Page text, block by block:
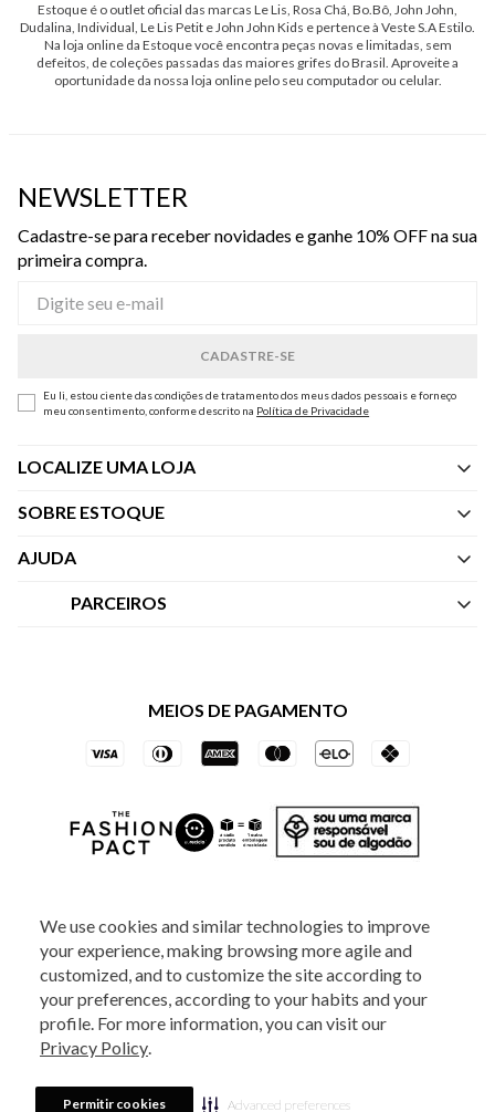
We use cookies and similar technologies to improve
your experience, making browsing more agile and
customized, and to customize the site according to
your preferences, according to your habits and your
profile. For more information, you can visit our
Privacy Policy.
Permitir cookies Advanced preferences
Estoque é o outlet oficial das marcas Le Lis, Rosa Chá, Bo.Bô, John John,
Dudalina, Individual, Le Lis Petit e John John Kids e pertence à Veste S.A Estilo.
Na loja online da Estoque você encontra peças novas e limitadas, sem
defeitos, de coleções passadas das maiores grifes do Brasil. Aproveite a
oportunidade da nossa loja online pelo seu computador ou celular.
NEWSLETTER
Cadastre-se para receber novidades e ganhe 10% OFF na sua
primeira compra.
Eu li, estou ciente das condições de tratamento dos meus dados pessoais e forneço
meu consentimento, conforme descrito na Política de Privacidade
LOCALIZE UMA LOJA
SOBRE ESTOQUE
Quem Somos
AJUDA
Central de Atendimento
Trocas e Devoluções
PARCEIROS
Vai de Visa
Azul Fidelidade
MEIOS DE PAGAMENTO
2025 - Veste S.A Estilo. Todos os direitos reservados - A loja Estoque reserva-
se no direito de corrigir ou alterar informações como: preços, promoções e
880 5520.Horário de Atendimento:
Sábados das 8h às 14h, exceto feriados. Veste S.A Estilo. Rua Othão, 405, Vila